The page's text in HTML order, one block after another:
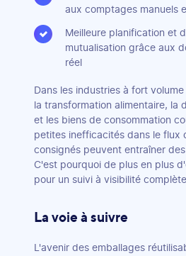
aux comptages manuels
Meilleure planification et
mutualisation grâce aux
réel
Dans les industries à fort
la transformation alimentaire, la
et les biens de consommation
petites inefficacités dans le flux
consignés peuvent entraîner
C'est pourquoi de plus en plus
pour un suivi à visibilité
La voie à suivre
L'avenir des emballages